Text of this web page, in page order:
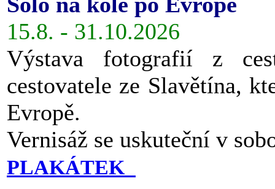
15.8. - 31.10.2026
Výstava fotografií z
cestovatele ze Slavětína,
Evropě.
Vernisáž se uskuteční v
PLAKÁTEK